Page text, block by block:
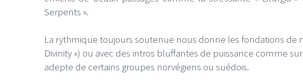
Serpents ».
La rythmique toujours soutenue nous donne les fondations de
Divinity ») ou avec des intros bluffantes de puissance comme
adepte de certains groupes norvégiens ou suédois.